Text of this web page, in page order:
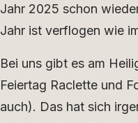
Jahr 2025 schon
Jahr ist verflogen wie
Bei uns gibt es am
Feiertag Raclette und
auch). Das hat sich